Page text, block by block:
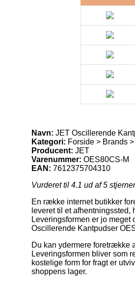
Navn: JET Oscillerende
Kategori: Forside > Brands
Producent: JET
Varenummer: OES80CS-M
EAN: 7612375704310
Vurderet til 4.1 ud af 5
En række internet butikker
leveret til et
Leveringsformen er jo
Oscillerende Kantpudser
Du kan ydermere foretrække
Leveringsformen bliver som
kostelige form for fragt er
shoppens lager.